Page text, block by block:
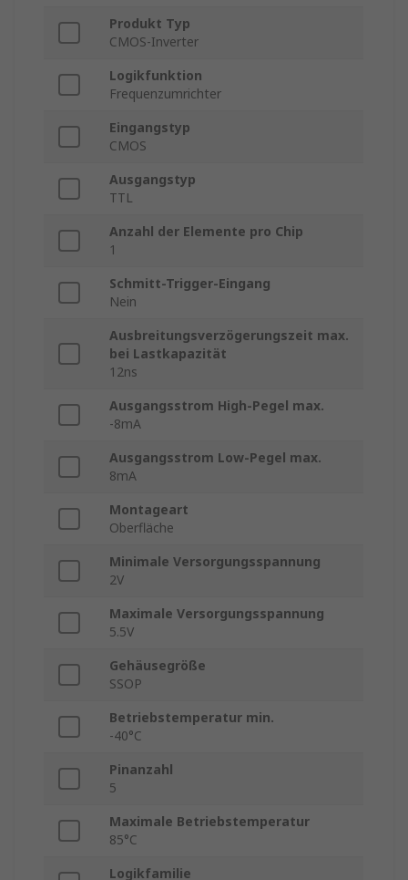
Produkt Typ
CMOS-Inverter
Logikfunktion
Frequenzumrichter
Eingangstyp
CMOS
Ausgangstyp
TTL
Anzahl der Elemente pro Chip
1
Schmitt-Trigger-Eingang
Nein
Ausbreitungsverzögerungszeit max.
bei Lastkapazität
12ns
Ausgangsstrom High-Pegel max.
-8mA
Ausgangsstrom Low-Pegel max.
8mA
Montageart
Oberfläche
Minimale Versorgungsspannung
2V
Maximale Versorgungsspannung
5.5V
Gehäusegröße
SSOP
Betriebstemperatur min.
-40°C
Pinanzahl
5
Maximale Betriebstemperatur
85°C
Logikfamilie